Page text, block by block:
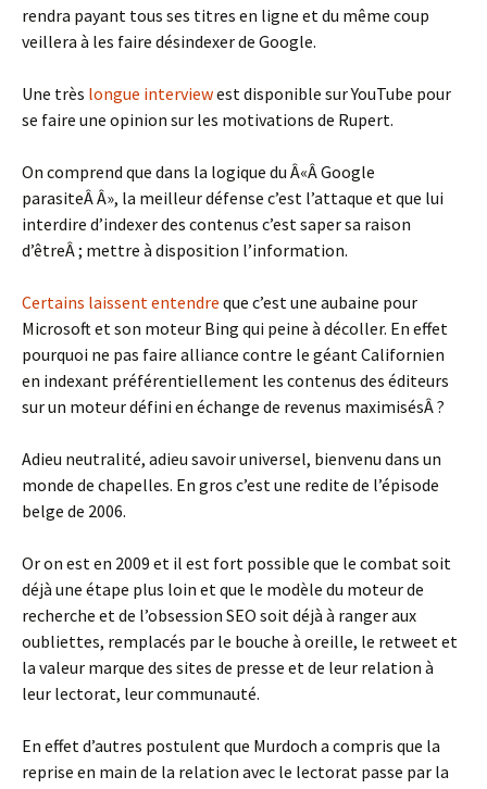
rendra payant tous ses titres en ligne et du même coup
veillera à les faire désindexer de Google.
Une très longue interviewest disponible sur YouTube pour
se faire une opinion sur les motivations de Rupert.
On comprend que dans la logique du Â«Â Google
parasiteÂ Â», la meilleur défense c’est l’attaque et que lui
interdire d’indexer des contenus c’est saper sa raison
d’êtreÂ ; mettre à disposition l’information.
Certains laissent entendre que c’est une aubaine pour
Microsoft et son moteur Bing qui peine à décoller. En effet
pourquoi ne pas faire alliance contre le géant Californien
en indexant préférentiellement les contenus des éditeurs
sur un moteur défini en échange de revenus maximisésÂ ?
Adieu neutralité, adieu savoir universel, bienvenu dans un
monde de chapelles. En gros c’est une redite de l’épisode
belge de 2006.
Or on est en 2009 et il est fort possible que le combat soit
déjà une étape plus loin et que le modèle du moteur de
recherche et de l’obsession SEO soit déjà à ranger aux
oubliettes, remplacés par le bouche à oreille, le retweet et
la valeur marque des sites de presse et de leur relation à
leur lectorat, leur communauté.
En effet d’autres postulent que Murdoch a compris que la
reprise en main de la relation avec le lectorat passe par la